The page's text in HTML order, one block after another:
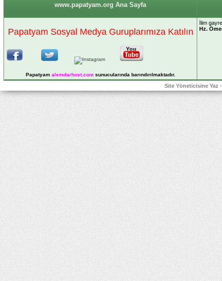
www.papatyam.org Ana Sayfa
Papatyam Sosyal Medya Guruplarımıza Katılın
Papatyam alemdarhost.comsunucularında barındırılmaktadır.
İlim
Hz.
Site Yöneticisine Yaz